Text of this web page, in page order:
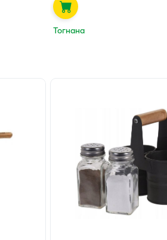
Тогнана